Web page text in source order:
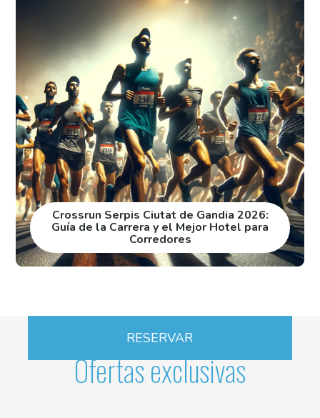
RESERVAR
Crossrun Serpis Ciutat de Gandia 2026:
Guía de la Carrera y el Mejor Hotel para
Corredores
Ofertas exclusivas